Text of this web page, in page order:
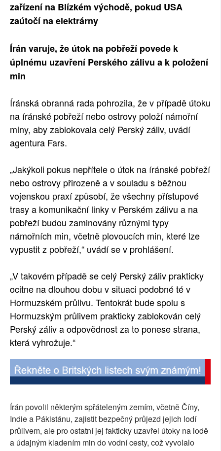
zařízení na Blízkém východě, pokud USA
zaútočí na elektrárny
Írán varuje, že útok na pobřeží povede k
úplnému uzavření Perského zálivu a k položení
min
Íránská obranná rada pohrozila, že v případě útoku
na íránské pobřeží nebo ostrovy položí námořní
miny, aby zablokovala celý Perský záliv, uvádí
agentura Fars.
„Jakýkoli pokus nepřítele o útok na íránské pobřeží
nebo ostrovy přirozeně a v souladu s běžnou
vojenskou praxí způsobí, že všechny přístupové
trasy a komunikační linky v Perském zálivu a na
pobřeží budou zaminovány různými typy
námořních min, včetně plovoucích min, které lze
vypustit z pobřeží,“ uvádí se v prohlášení.
„V takovém případě se celý Perský záliv prakticky
ocitne na dlouhou dobu v situaci podobné té v
Hormuzském průlivu. Tentokrát bude spolu s
Hormuzským průlivem prakticky zablokován celý
Perský záliv a odpovědnost za to ponese strana,
která vyhrožuje.“
Írán povolil některým spřáteleným zemím, včetně Číny,
Indie a Pákistánu, zajistit bezpečný průjezd jejich lodí
průlivem, ale pro ostatní jej fakticky uzavřel útoky na lodě
a údajným kladením min do vodní cesty, což vyvolalo